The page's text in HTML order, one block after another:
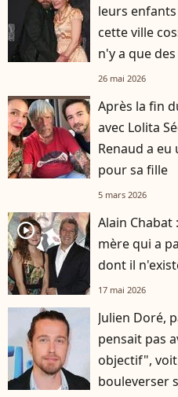
leurs
cette ville
n'y a que
26 mai 2026
Après la fin
avec Lolita
Renaud a
pour sa fille
5 mars 2026
player2
Alain Chabat
mère qui a
dont il
17 mai 2026
Julien Doré,
pensait pas
objectif",
bouleverser